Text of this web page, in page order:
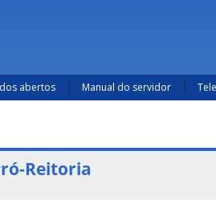
abertos Manual do servidor
Reitoria